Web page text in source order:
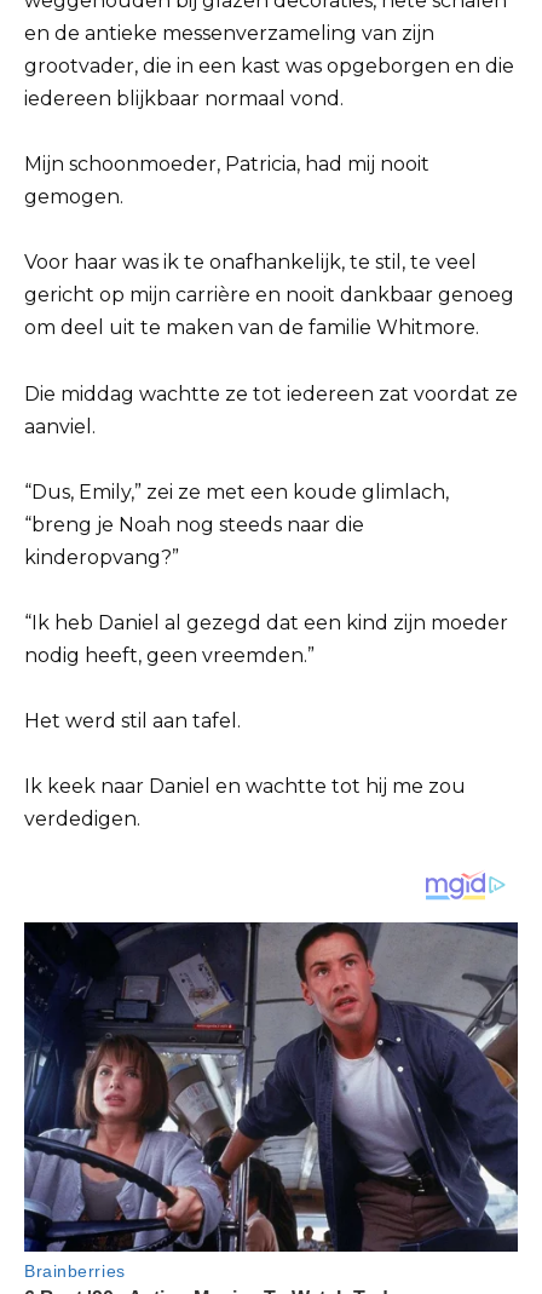
en de antieke messenverzameling van zijn
grootvader, die in een kast was opgeborgen en die
iedereen blijkbaar normaal vond.
Mijn schoonmoeder, Patricia, had mij nooit
gemogen.
Voor haar was ik te onafhankelijk, te stil, te veel
gericht op mijn carrière en nooit dankbaar genoeg
om deel uit te maken van de familie Whitmore.
Die middag wachtte ze tot iedereen zat voordat ze
aanviel.
“Dus, Emily,” zei ze met een koude glimlach,
“breng je Noah nog steeds naar die
kinderopvang?”
“Ik heb Daniel al gezegd dat een kind zijn moeder
nodig heeft, geen vreemden.”
Het werd stil aan tafel.
Ik keek naar Daniel en wachtte tot hij me zou
verdedigen.